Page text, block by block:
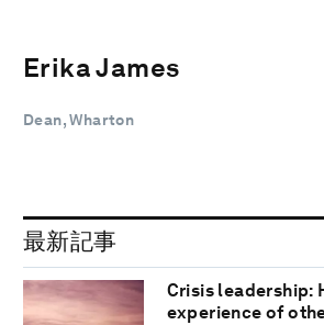
Erika James
Dean, Wharton
最新記事
Crisis leadership:
experience of